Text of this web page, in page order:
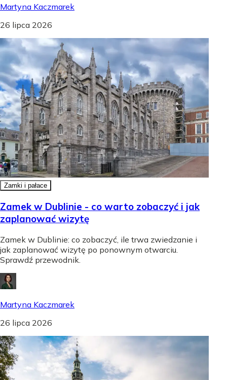
Martyna Kaczmarek
26 lipca 2026
Zamki i pałace
Zamek w Dublinie - co warto zobaczyć i jak
zaplanować wizytę
Zamek w Dublinie: co zobaczyć, ile trwa zwiedzanie i
jak zaplanować wizytę po ponownym otwarciu.
Sprawdź przewodnik.
Martyna Kaczmarek
26 lipca 2026